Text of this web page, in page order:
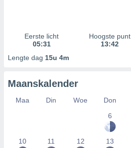
Eerste licht
05:31
Hoogste punt
13:42
Lengte dag 15u 4m
Maanskalender
Maa Din Woe Don
6
10 11 12 13